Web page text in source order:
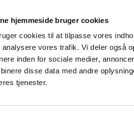
hjemmeside bruger cookies
cookies til at tilpasse vores
analysere vores trafik. Vi deler også
inden for sociale medier,
disse data med andre
tjenester.
og
Bivirkninger og
produktinformation